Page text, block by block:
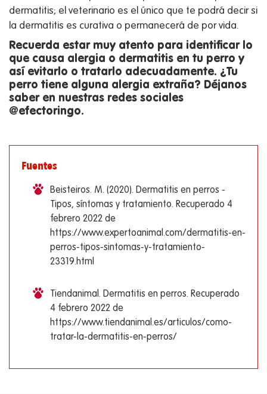
dermatitis; el veterinario es el único que te podrá decir si
la dermatitis es curativa o permanecerá de por vida.
Recuerda estar muy atento para identificar lo
que causa alergia o dermatitis en tu perro y
así evitarlo o tratarlo adecuadamente. ¿Tu
perro tiene alguna alergia extraña? Déjanos
saber en nuestras redes sociales
@efectoringo.
Fuentes
Beisteiros. M. (2020). Dermatitis en perros -
Tipos, síntomas y tratamiento. Recuperado 4
febrero 2022 de
https://www.expertoanimal.com/dermatitis-en-
perros-tipos-sintomas-y-tratamiento-
23319.html
Tiendanimal. Dermatitis en perros. Recuperado
4 febrero 2022 de
https://www.tiendanimal.es/articulos/como-
tratar-la-dermatitis-en-perros/